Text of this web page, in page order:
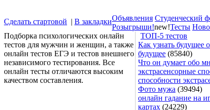
Сделать стартовой | В закладкиОбъявления Студенческий
Тесты
Розыгрыши!new!
Подборка психологических онлайн
тестов для мужчин и женщин, а также
онлайн тестов ЕГЭ и тестов внешнего
независимого тестирования. Все
онлайн тесты отличаются высоким
качеством составления.
ТОП-5 тестов
Как узнать будущее
будущее (85840)
Что он думает обо
экстрасенсорные
способности
Фото мужа (39494)
онлайн гадание на
картах (24229)